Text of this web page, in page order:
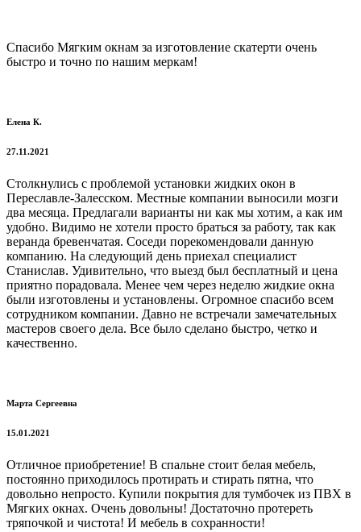
Спасибо Мягким окнам за изготовление скатерти очень
быстро и точно по нашим меркам!
Елена К.
27.11.2021
Столкнулись с проблемой установки жидких окон в
Переславле-Залесском. Местные компании выносили мозги
два месяца. Предлагали варианты ни как мы хотим, а как им
удобно. Видимо не хотели просто браться за работу, так как
веранда бревенчатая. Соседи порекомендовали данную
компанию. На следующий день приехал специалист
Станислав. Удивительно, что выезд был бесплатный и цена
приятно порадовала. Менее чем через неделю жидкие окна
были изготовлены и установлены. Огромное спасибо всем
сотрудником компании. Давно не встречали замечательных
мастеров своего дела. Все было сделано быстро, четко и
качественно.
Марта Сергеевна
15.01.2021
Отличное приобретение! В спальне стоит белая мебель,
постоянно приходилось протирать и стирать пятна, что
довольно непросто. Купили покрытия для тумбочек из ПВХ в
Мягких окнах. Очень довольны! Достаточно протереть
тряпочкой и чистота! И мебель в сохранности!